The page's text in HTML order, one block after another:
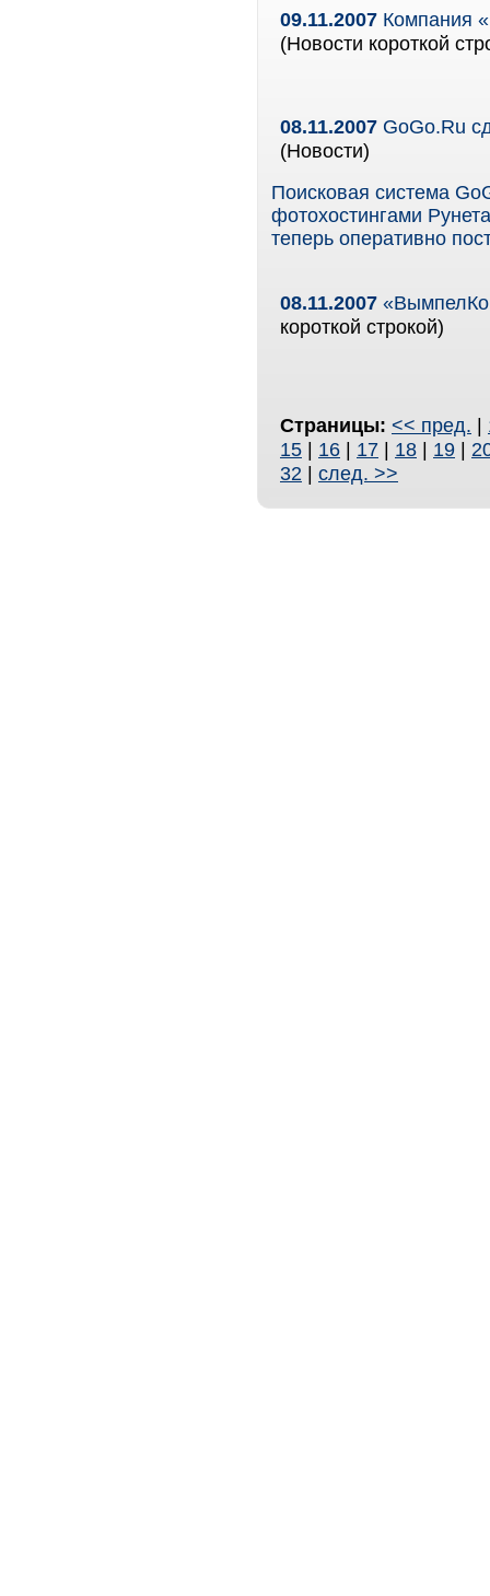
09.11.2007 Компания
(Новости короткой
08.11.2007 GoGo.Ru
(Новости)
Поисковая система
фотохостингами
теперь оперативно
08.11.2007
короткой строкой)
Страницы: << пред. |
15 | 16 | 17 | 18 | 19 |
32 | след. >>